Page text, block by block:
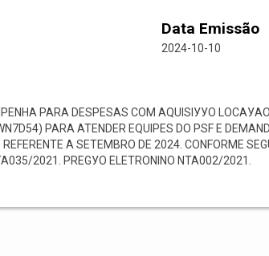
Data Emissão
2024-10-10
PARA DESPESAS COM AQUISIУУO
PARA ATENDER EQUIPES DO PSF E
A SETEMBRO DE 2024. CONFORME
2021. PREGУO ELETRONINO NТА002/2021.